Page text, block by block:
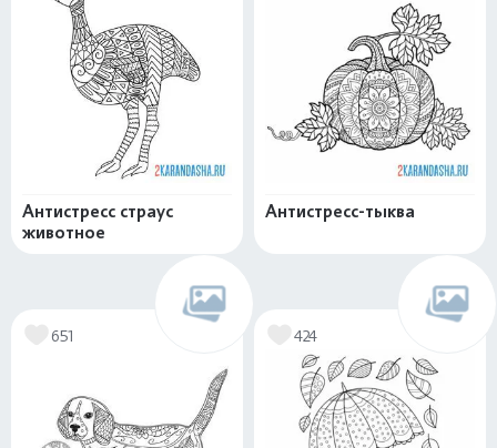
Антистресс страус
животное
Антистресс-тыква
651 424